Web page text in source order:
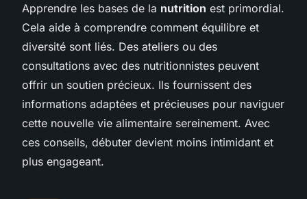
Apprendre les bases de la nutrition est primordial.
Cela aide à comprendre comment équilibre et
diversité sont liés. Des ateliers ou des
consultations avec des nutritionnistes peuvent
offrir un soutien précieux. Ils fournissent des
informations adaptées et précieuses pour naviguer
cette nouvelle vie alimentaire sereinement. Avec
ces conseils, débuter devient moins intimidant et
plus engageant.